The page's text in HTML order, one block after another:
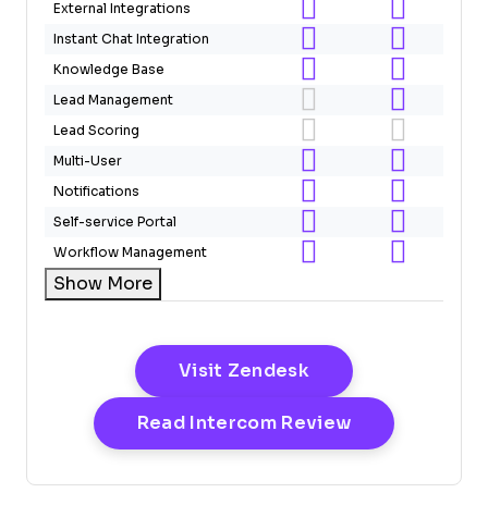
External Integrations
Instant Chat Integration
Knowledge Base
Lead Management
Lead Scoring
Multi-User
Notifications
Self-service Portal
Workflow Management
Show More
Visit Zendesk Opens New
Read Intercom ReviewOpens New